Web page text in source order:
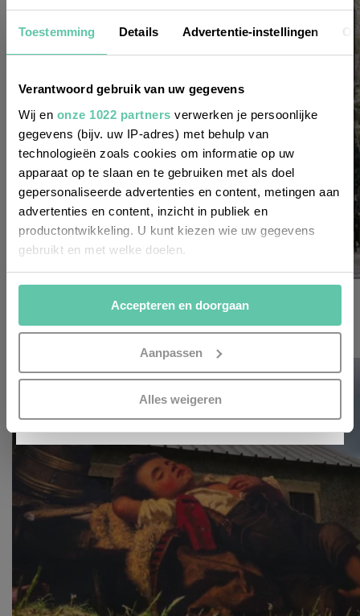
Toestemming Details Advertentie-instellingen
Verantwoord gebruik van uw gegevens
Wij en onze 1022 partners verwerken je persoonlijke
gegevens (bijv. uw IP-adres) met behulp van
technologieën zoals cookies om informatie op uw
apparaat op te slaan en te gebruiken met als doel
gepersonaliseerde advertenties en content, metingen aan
advertenties en content, inzicht in publiek en
productontwikkeling. U kunt kiezen wie uw gegevens
gebruikt en met welke doelen.
Als u het toestaat, willen we ook graag:
Informatie verzamelen over uw geografische
locatie, die tot een paar meter nauwkeurig kan zijn
Uw apparaat identificeren door het actief te
scannen op specifieke eigenschappen (fingerprinting)
verwerkt en stel uw voorkeuren in het
U kunt uw toestemming op elk moment wijzigen of
intrekken in de Cookieverklaring.
Kijk vooral rond en laat je inspireren. Voordat je dat doet,
informeren we je over het gebruik vananalytische en
functionele cookiesom je een optimale
gebruikerservaring te bieden. Ook plaatsen wij cookies
van derde partijen om gepersonaliseerde advertenties te
tonen en/of de inhoud van de advertenties op je
Accepteren en doorgaan
Aanpassen
Alles weigeren
Bruisend Nantes: bezoektips voor deze leuke
Nieuwsbrief
Wil je altijd als eerste op de hoogte zijn
van de laatste nieuwtjes, leuke adressen
en inspirerende tips voor Frankrijk? Meld
je dan aan voor onze 2-wekelijkse
nieuwsbrief. Zo gedaan!